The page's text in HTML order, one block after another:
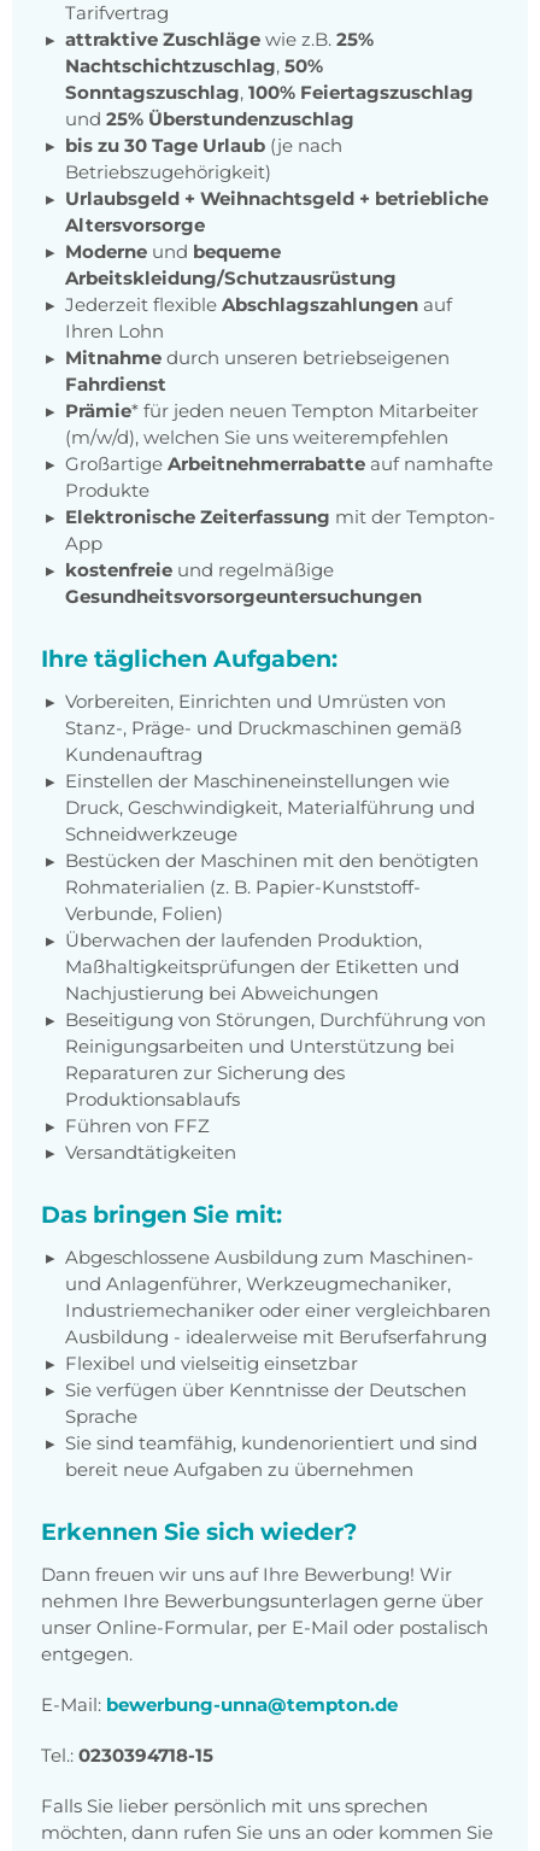
Tarifvertrag
attraktive Zuschläge wie z.B. 25%
Nachtschichtzuschlag, 50%
Sonntagszuschlag, 100% Feiertagszuschlag
und 25% Überstundenzuschlag
bis zu 30 Tage Urlaub (je nach
Betriebszugehörigkeit)
Urlaubsgeld + Weihnachtsgeld + betriebliche
Altersvorsorge
Moderne und bequeme
Arbeitskleidung/Schutzausrüstung
Jederzeit flexible Abschlagszahlungen auf
Ihren Lohn
Mitnahme durch unseren betriebseigenen
Fahrdienst
Prämie* für jeden neuen Tempton Mitarbeiter
(m/w/d), welchen Sie uns weiterempfehlen
Großartige Arbeitnehmerrabatte auf namhafte
Produkte
Elektronische Zeiterfassung mit der Tempton-
App
kostenfreie und regelmäßige
Gesundheitsvorsorgeuntersuchungen
Ihre täglichen Aufgaben:
Vorbereiten, Einrichten und Umrüsten von
Stanz-, Präge- und Druckmaschinen gemäß
Kundenauftrag
Einstellen der Maschineneinstellungen wie
Druck, Geschwindigkeit, Materialführung und
Schneidwerkzeuge
Bestücken der Maschinen mit den benötigten
Rohmaterialien (z. B. Papier-Kunststoff-
Verbunde, Folien)
Überwachen der laufenden Produktion,
Maßhaltigkeitsprüfungen der Etiketten und
Nachjustierung bei Abweichungen
Beseitigung von Störungen, Durchführung von
Reinigungsarbeiten und Unterstützung bei
Reparaturen zur Sicherung des
Produktionsablaufs
Führen von FFZ
Versandtätigkeiten
Das bringen Sie mit:
Abgeschlossene Ausbildung zum Maschinen-
und Anlagenführer, Werkzeugmechaniker,
Industriemechaniker oder einer vergleichbaren
Ausbildung - idealerweise mit Berufserfahrung
Flexibel und vielseitig einsetzbar
Sie verfügen über Kenntnisse der Deutschen
Sprache
Sie sind teamfähig, kundenorientiert und sind
bereit neue Aufgaben zu übernehmen
Erkennen Sie sich wieder?
Dann freuen wir uns auf Ihre Bewerbung! Wir
nehmen Ihre Bewerbungsunterlagen gerne über
unser Online-Formular, per E-Mail oder postalisch
entgegen.
E-Mail: bewerbung-unna@tempton.de
Tel.: 0230394718-15
Falls Sie lieber persönlich mit uns sprechen
möchten, dann rufen Sie uns an oder kommen Sie